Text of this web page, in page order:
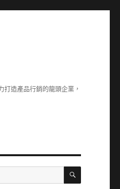
造產品行銷的龍頭企業，
搜